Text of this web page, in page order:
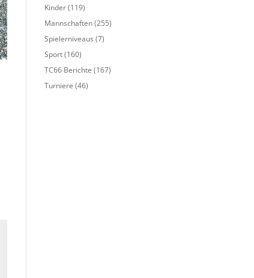
Kinder(119)
Mannschaften(255)
Spielerniveaus (7)
Sport(160)
TC66 Berichte (167)
Turniere (46)